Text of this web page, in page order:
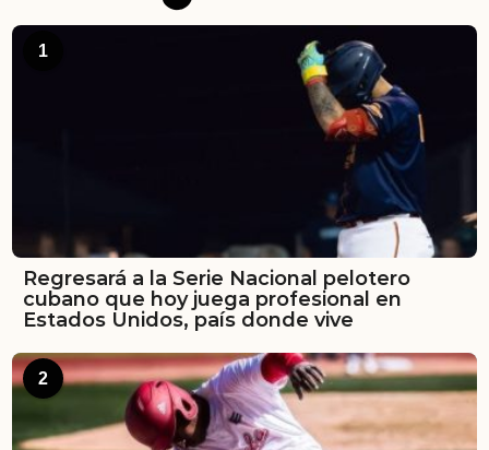
1
Regresará a la Serie Nacional pelotero
cubano que hoy juega profesional en
Estados Unidos, país donde vive
2